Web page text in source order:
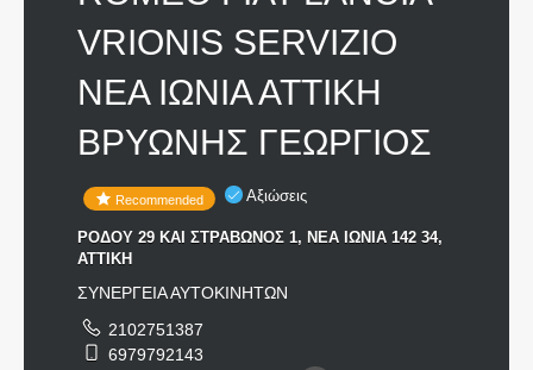
VRIONIS SERVIZIO
ΝΕΑ ΙΩΝΙΑ ΑΤΤΙΚΗ
ΒΡΥΩΝΗΣ ΓΕΩΡΓΙΟΣ
Recommended Αξιώσεις
ΡΟΔΟΥ 29 ΚΑΙ ΣΤΡΑΒΩΝΟΣ 1, ΝΕΑ ΙΩΝΙΑ 142 34,
ΑΤΤΙΚΗ
ΣΥΝΕΡΓΕΙΑ ΑΥΤΟΚΙΝΗΤΩΝ
2102751387
6979792143